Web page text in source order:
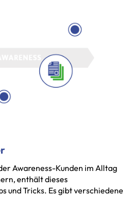
Awareness-Kunden im Alltag
enthältdieses
undTricks. Esgibtverschiedene